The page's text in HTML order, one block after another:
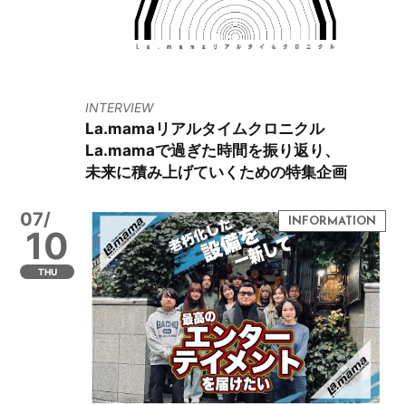
INTERVIEW
La.mamaリアルタイムクロニクル
La.mamaで過ぎた時間を振り返り、
未来に積み上げていくための特集企画
07/
10
THU